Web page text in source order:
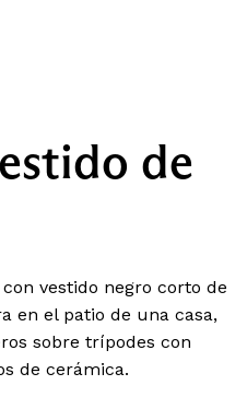
de
vestido negro corto de
en el patio de una casa,
sobre trípodes con
de cerámica.